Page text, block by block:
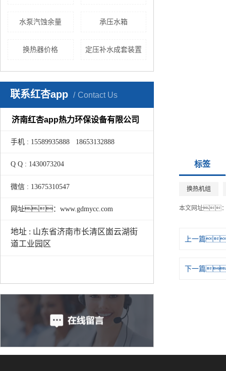
水泵汽蚀余量 承压水箱
换热器价格 定压补水成套装置
联系红杏app Contact Us
济南红杏app热力环保设备有限公司
手机 : 15589935888 18653132888
Q Q : 1430073204
微信 : 13675310547
网址：www.gdmycc.com
地址 : 山东省济南市长清区崮云湖街
道工业园区
标签
换热机组
本文网址
上一篇
下一篇